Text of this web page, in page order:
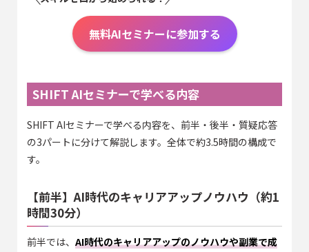
無料AIセミナーに参加する
SHIFT AIセミナーで学べる内容
SHIFT AIセミナーで学べる内容を、前半・後半・質疑応答
の3パートに分けて解説します。全体で約3.5時間の構成で
す。
【前半】AI時代のキャリアアップノウハウ（約1
時間30分）
前半では、 AI時代のキャリアアップのノウハウや副業で成